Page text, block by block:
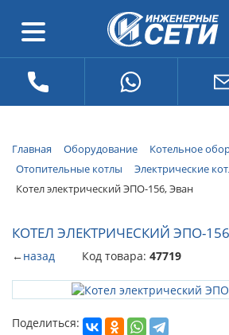
Главная Оборудование
Котельное
Отопительные котлы
Электрические
Котел электрический ЭПО-156, Эван
КОТЕЛ ЭЛЕКТРИЧЕСКИЙ ЭПО-
←назад Код товара: 47719
Поделиться: